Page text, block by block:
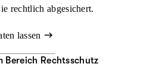
rechtlich abgesichert.
lassen
Bereich Rechtsschutz